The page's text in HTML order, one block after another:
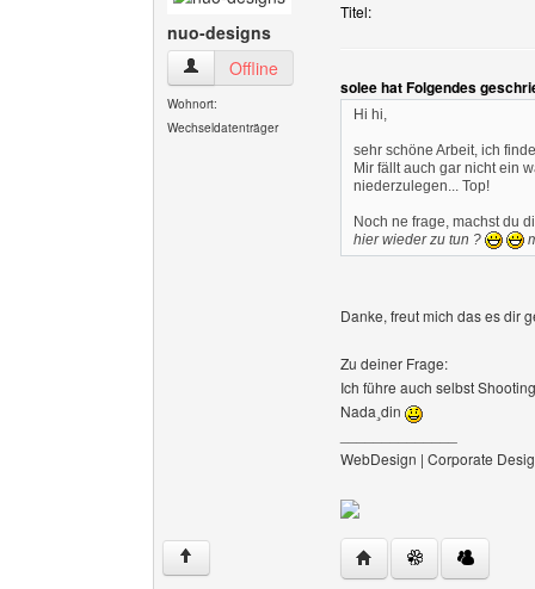
nuo-designs
nuo-designs Benutzer-Profile anzeigen
Offline
Wohnort:
Wechseldatenträger
Titel:
solee hat Folgendes
Hi hi,
sehr schöne Arbeit, ich
Mir fällt auch gar nicht ein
niederzulegen... Top!
Noch ne frage, machst du
hier wieder zu tun ?
Danke, freut mich das es dir
Zu deiner Frage:
Ich führe auch selbst
Nada¸din
WebDesign | Corporate
↑ Website dieses